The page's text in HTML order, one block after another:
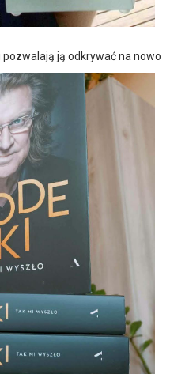
ją odkrywać na nowo